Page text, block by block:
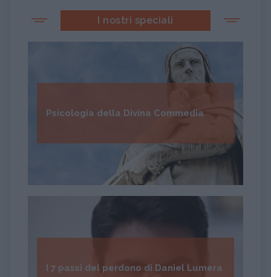
I nostri speciali
Psicologia della Divina Commedia
I 7 passi del perdono di Daniel Lumera